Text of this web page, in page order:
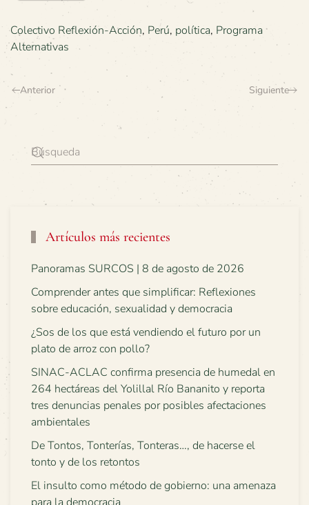
Colectivo Reflexión-Acción, Perú, política, Programa
Alternativas
Anterior Siguiente
Artículos más recientes
Panoramas SURCOS | 8 de agosto de 2026
Comprender antes que simplificar: Reflexiones
sobre educación, sexualidad y democracia
¿Sos de los que está vendiendo el futuro por un
plato de arroz con pollo?
SINAC-ACLAC confirma presencia de humedal en
264 hectáreas del Yolillal Río Bananito y reporta
tres denuncias penales por posibles afectaciones
ambientales
De Tontos, Tonterías, Tonteras…, de hacerse el
tonto y de los retontos
El insulto como método de gobierno: una amenaza